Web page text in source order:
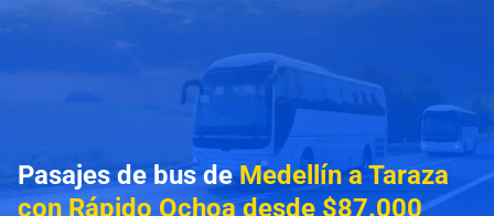
Pasajes de bus deMedellín a Taraza
con Rápido Ochoa desde $87.000